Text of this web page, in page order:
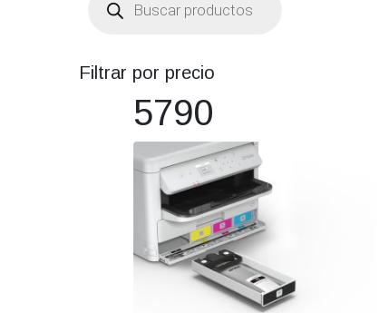
productos
Filtrar por precio
5790